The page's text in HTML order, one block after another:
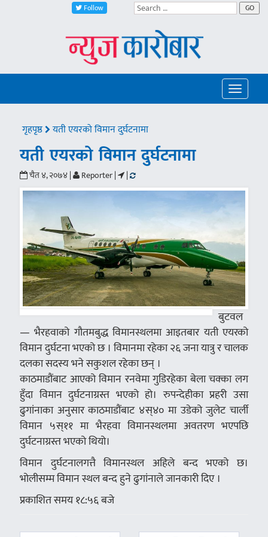
Follow GO
Toggle
गृहपृष्ठ यती एयरको विमान दुर्घटनामा
यती एयरको विमान दुर्घटनामा
चैत ४, २०७४ | Reporter | |
बुटवल
— भैरहवाको गौतमबुद्ध विमानस्थलमा आइतबार यती एयरको
विमान दुर्घटना भएको छ । विमानमा रहेका २६ जना यात्रु र चालक
दलका सदस्य भने सकुशल रहेका छन् ।
काठमाडौंबाट आएको विमान रनवेमा गुडिरहेका बेला चक्का लग
हुँदा विमान दुर्घटनाग्रस्त भएको हो। रुपन्देहीका प्रहरी उसा
ढुगांनाका अनुसार काठमाडौंबाट ४स्४० मा उडेको जुलेट चार्ली
विमान ५स्११ मा भैरहवा विमानस्थलमा अवतरण भएपछि
दुर्घटनाग्रस्त भएको थियो।
विमान दुर्घटनालगत्तै विमानस्थल अहिले बन्द भएको छ।
भोलीसम्म विमान स्थल बन्द हुने ढुगांनाले जानकारी दिए ।
प्रकाशित समय १८:५६ बजे